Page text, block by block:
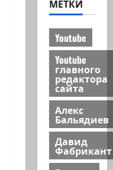
МЕТКИ
Youtube
Youtube
главного
редактора
сайта
Алекс
Бальядиев
Давид
Фабрикант